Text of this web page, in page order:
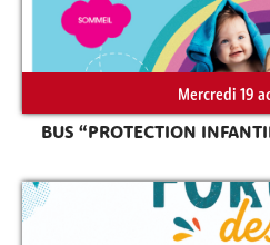
Mercredi 19
BUS “PROTECTION